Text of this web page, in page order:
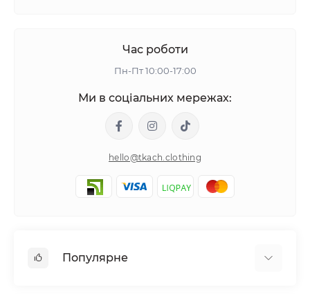
Час роботи
Пн-Пт 10:00-17:00
Ми в соціальних мережах:
hello@tkach.clothing
Популярне